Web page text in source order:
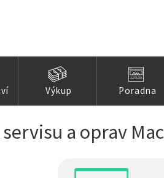
Výkup Poradna
a oprav Mac